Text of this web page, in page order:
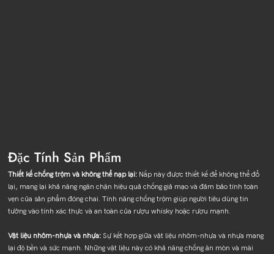
Đặc Tính Sản Phẩm
Thiết kế chống trộm và không thể nạp lại: Nắp này được thiết kế để không thể đổ
lại, mang lại khả năng ngăn chặn hiệu quả chống giả mạo và đảm bảo tính toàn
vẹn của sản phẩm đóng chai. Tính năng chống trộm giúp người tiêu dùng tin
tưởng vào tính xác thực và an toàn của rượu whisky hoặc rượu mạnh.
Vật liệu nhôm-nhựa và nhựa:Sự kết hợp giữa vật liệu nhôm-nhựa và nhựa mang
lại độ bền và sức mạnh. Những vật liệu này có khả năng chống ăn mòn và mài